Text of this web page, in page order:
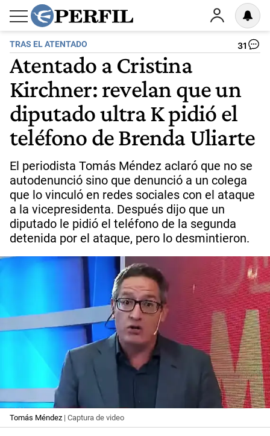
TRAS EL ATENTADO 31
Atentado a Cristina
Kirchner: revelan que un
diputado ultra K pidió el
teléfono de Brenda Uliarte
El periodista Tomás Méndez aclaró que no se
autodenunció sino que denunció a un colega
que lo vinculó en redes sociales con el ataque
a la vicepresidenta. Después dijo que un
diputado le pidió el teléfono de la segunda
detenida por el ataque, pero lo desmintieron.
Tomás Méndez | Captura de video